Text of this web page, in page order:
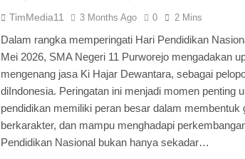
TimMedia11 3 Months Ago 0 2 Mins
Dalam rangka memperingati Hari Pendidikan
Mei 2026, SMA Negeri 11 Purworejo mengadakan
mengenang jasa Ki Hajar Dewantara, sebagai
diIndonesia. Peringatan ini menjadi momen penting
pendidikan memiliki peran besar dalam membentuk
berkarakter, dan mampu menghadapi
Pendidikan Nasional bukan hanya sekadar…